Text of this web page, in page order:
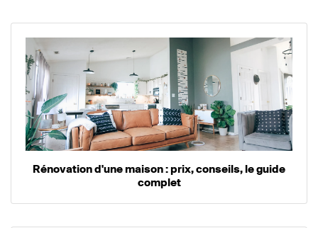
Rénovation d'une maison : prix, conseils, le guide
complet